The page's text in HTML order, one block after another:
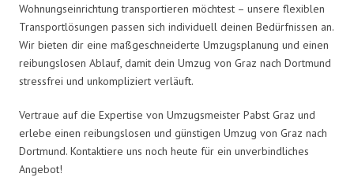
Wohnungseinrichtung transportieren möchtest – unsere flexiblen
Transportlösungen passen sich individuell deinen Bedürfnissen an.
Wir bieten dir eine maßgeschneiderte Umzugsplanung und einen
reibungslosen Ablauf, damit dein Umzug von Graz nach Dortmund
stressfrei und unkompliziert verläuft.
Vertraue auf die Expertise von Umzugsmeister Pabst Graz und
erlebe einen reibungslosen und günstigen Umzug von Graz nach
Dortmund. Kontaktiere uns noch heute für ein unverbindliches
Angebot!